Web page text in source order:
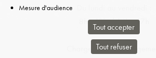
Mesure d'audience
Tout accepter
Tout refuser
8h - 12h / 14h - 17h
Chargement/déchargement